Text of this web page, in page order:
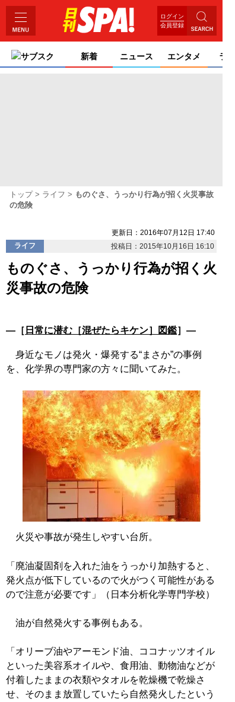
ログイン
会員登録
サブスク 新着 ニュース エンタメ ライ
トップ ライフ
ものぐさ、うっかり行為が招く火災事故
の危険
更新日：2016年07月12日 17:40
ライフ
投稿日：2015年10月16日 16:10
ものぐさ、うっかり行為が招く火
災事故の危険
―［ 日常に潜む［混ぜたらキケン］図鑑］―
身近なモノは発火・爆発する“まさか”の事例
を、化学界の専門家の方々に聞いてみた。
火災や事故が発生しやすい台所。
「廃油凝固剤を入れた油をうっかり加熱すると、
発火点が低下しているので火がつく可能性がある
ので注意が必要です」（日本分析化学専門学校）
油が自然発火する事例もある。
「オリーブ油やアーモンド油、ココナッツオイル
といった美容系オイルや、食用油、動物油などが
付着したままの衣類やタオルを乾燥機で乾燥さ
せ、そのまま放置していたら自然発火したという